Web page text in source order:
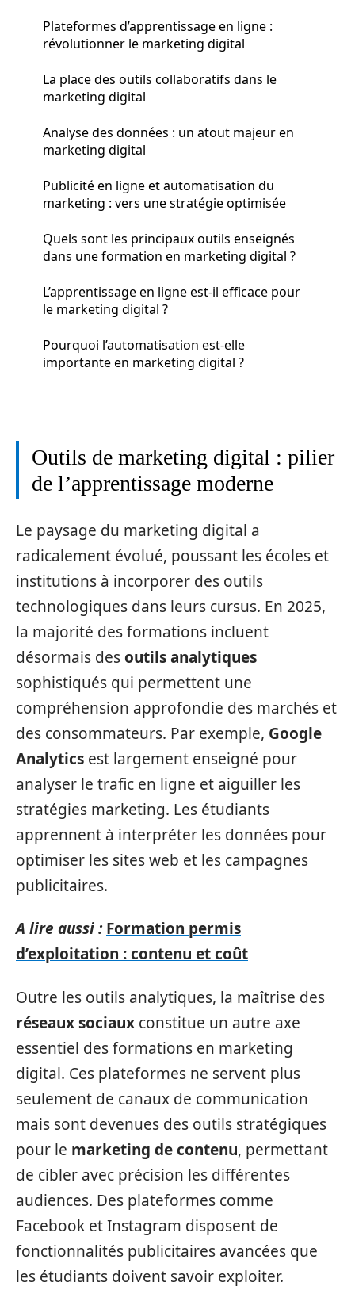
Plateformes d’apprentissage en ligne :
révolutionner le marketing digital
La place des outils collaboratifs dans le
marketing digital
Analyse des données : un atout majeur en
marketing digital
Publicité en ligne et automatisation du
marketing : vers une stratégie optimisée
Quels sont les principaux outils enseignés
dans une formation en marketing digital ?
L’apprentissage en ligne est-il efficace pour
le marketing digital ?
Pourquoi l’automatisation est-elle
importante en marketing digital ?
Outils de marketing digital : pilier
de l’apprentissage moderne
Le paysage du marketing digital a
radicalement évolué, poussant les écoles et
institutions à incorporer des outils
technologiques dans leurs cursus. En 2025,
la majorité des formations incluent
désormais desoutils analytiques
sophistiqués qui permettent une
compréhension approfondie des marchés et
des consommateurs. Par exemple, Google
Analytics est largement enseigné pour
analyser le trafic en ligne et aiguiller les
stratégies marketing. Les étudiants
apprennent à interpréter les données pour
optimiser les sites web et les campagnes
publicitaires.
A lire aussi : Formation permis
d’exploitation : contenu et coût
Outre les outils analytiques, la maîtrise des
réseaux sociaux constitue un autre axe
essentiel des formations en marketing
digital. Ces plateformes ne servent plus
seulement de canaux de communication
mais sont devenues des outils stratégiques
pour le marketing de contenu, permettant
de cibler avec précision les différentes
audiences. Des plateformes comme
Facebook et Instagram disposent de
fonctionnalités publicitaires avancées que
les étudiants doivent savoir exploiter.